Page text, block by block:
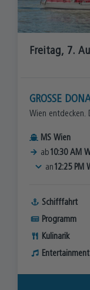
Freitag, 7.
GROSSE
Wien entdecken.
MS Wien
ab10:30 AM
an12:25 PM
Schifffahrt
Programm
Kulinarik
Entertainment